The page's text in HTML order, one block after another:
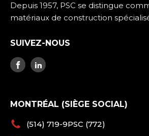
Depuis 1957, PSC se distingue
matériaux de construction
SUIVEZ-NOUS
MONTRÉAL (SIÈGE SOCIAL)
(514) 719-9PSC (772)